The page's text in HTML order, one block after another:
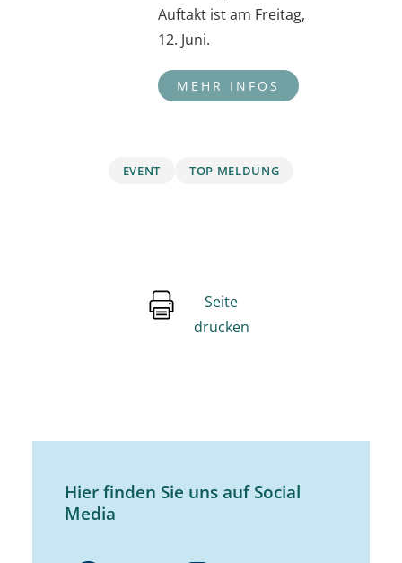
Auftakt ist am Freitag,
12. Juni.
EVENT TOP MELDUNG
Seite
drucken
Hier finden Sie uns auf Social
Media